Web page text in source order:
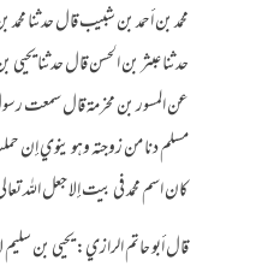
محمد بن أحمد بن شبيب قال حدثنا
حدثنا عبثر بن الحسن قال حدثنا
عن المسور بن مخرمة قال سمعت
مسلم دنا من زوجته وهو ينوي إن حملت
كان اسم محمد في بيت إلا جعل الله
قال أبو حاتم الرازي: يحيى بن سليم